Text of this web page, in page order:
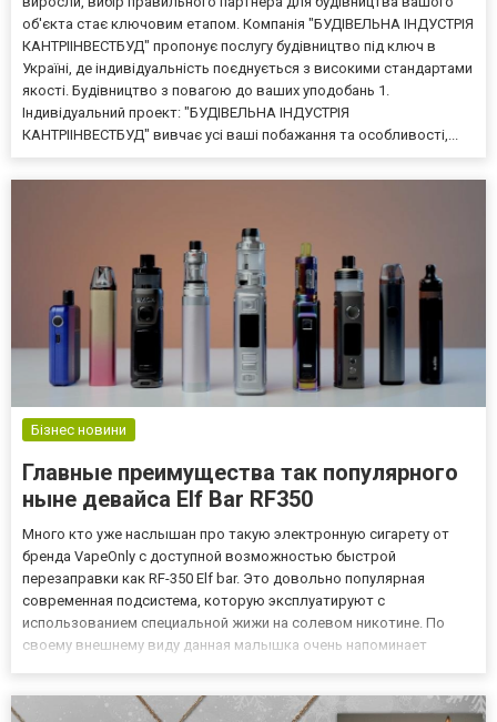
об'єкта стає ключовим етапом. Компанія "БУДІВЕЛЬНА ІНДУСТРІЯ
КАНТРІІНВЕСТБУД" пропонує послугу будівництво під ключ в
Україні, де індивідуальність поєднується з високими стандартами
якості. Будівництво з повагою до ваших уподобань 1.
Індивідуальний проект: "БУДІВЕЛЬНА ІНДУСТРІЯ
КАНТРІІНВЕСТБУД" вивчає усі ваші побажання та особливості,...
Бізнес новини
Главные преимущества так популярного
ныне девайса Elf Bar RF350
Много кто уже наслышан про такую электронную сигарету от
бренда VapeOnly с доступной возможностью быстрой
перезаправки как RF-350 Elf bar. Это довольно популярная
современная подсистема, которую эксплуатируют с
использованием специальной жижи на солевом никотине. По
своему внешнему виду данная малышка очень напоминает
рынке подов делают ее дей...